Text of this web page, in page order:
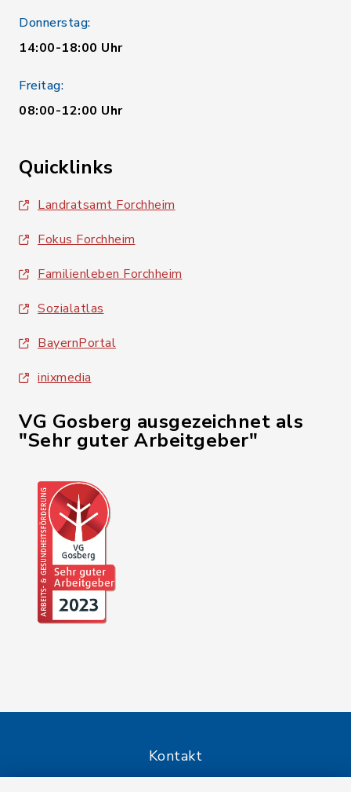
Donnerstag:
14:00-18:00 Uhr
Freitag:
08:00-12:00 Uhr
Quicklinks
Landratsamt Forchheim
Fokus Forchheim
Familienleben Forchheim
Sozialatlas
BayernPortal
inixmedia
VG Gosberg ausgezeichnet als
"Sehr guter Arbeitgeber"
Kontakt